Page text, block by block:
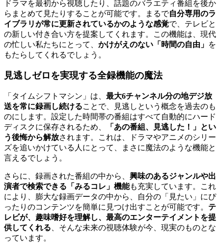
ドラマを最初から視聴したり、話題のバラエティ番組を後か
らまとめて見たりすることが可能です。まるで自分専用のラ
イブラリが常に更新されているかのような感覚で、テレビと
の新しい付き合い方を提案してくれます。この機能は、現代
の忙しい私たちにとって、 かけがえのない「時間の自由」 を
もたらしてくれるでしょう。
見逃しゼロを実現する全録機能の魔法
「タイムシフトマシン」は、 最大6チャンネル分の地デジ放
送を常に録画し続けることで、見逃しという概念を過去のも
のにします。設定した時間帯の番組はすべて自動的にハード
ディスクに保存されるため、
「あの番組、見逃した！」とい
う後悔から解放されます。これは、ドラマやアニメのシリー
ズを追いかけている人にとって、まさに魔法のような機能と
言えるでしょう。
さらに、録画された番組の中から、 興味のあるジャンルや出
演者で検索できる「みるコレ」機能も充実しています。これ
により、膨大な録画データの中から、自分の「見たい」にぴ
ったりのコンテンツを簡単に見つけ出すことが可能です。 テ
レビが、趣味嗜好を理解し、最高のエンターテイメントを提
供してくれる 、そんな未来の視聴体験が今、現実のものとな
っています。